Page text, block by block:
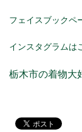
フェイスブックペ
インスタグラムは
栃木市の着物大